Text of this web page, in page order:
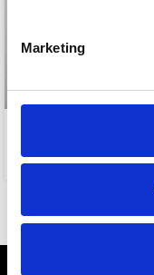
Marketing
5,00€